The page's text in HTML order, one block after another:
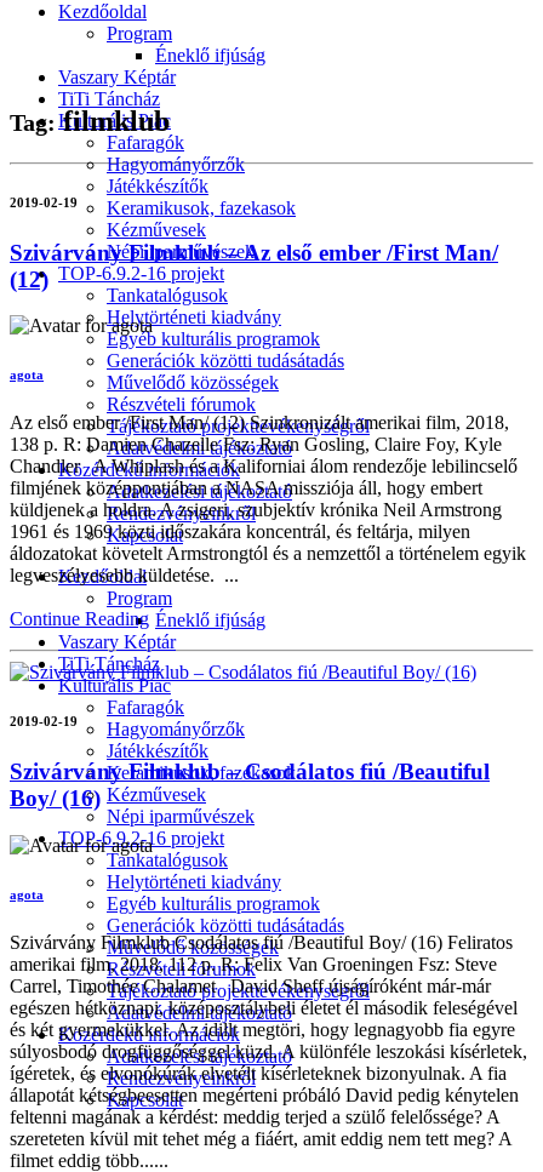
Kezdőoldal
Program
Éneklő ifjúság
Vaszary Képtár
TiTi Táncház
Kulturális Piac
Fafaragók
Hagyományőrzők
Játékkészítők
Keramikusok, fazekasok
Kézművesek
Népi iparművészek
TOP-6.9.2-16 projekt
Tankatalógusok
Helytörténeti kiadvány
Egyéb kulturális programok
Generációk közötti tudásátadás
Művelődő közösségek
Részvételi fórumok
Tájékoztató projekttevékenységről
Adatvédelmi tájékoztató
Közérdekű információk
Adatkezelési tájékoztató
Rendezvényeinkről
Kapcsolat
Kezdőoldal
Program
Éneklő ifjúság
Vaszary Képtár
TiTi Táncház
Kulturális Piac
Fafaragók
Hagyományőrzők
Játékkészítők
Keramikusok, fazekasok
Kézművesek
Népi iparművészek
TOP-6.9.2-16 projekt
Tankatalógusok
Helytörténeti kiadvány
Egyéb kulturális programok
Generációk közötti tudásátadás
Művelődő közösségek
Részvételi fórumok
Tájékoztató projekttevékenységről
Adatvédelmi tájékoztató
Közérdekű információk
Adatkezelési tájékoztató
Rendezvényeinkről
Kapcsolat
Tag:filmklub
2019-02-19
Szivárvány Filmklub – Az első ember /First Man/
(12)
agota
Az első ember /First Man/ (12) Szinkronizált amerikai film, 2018,
138 p. R: Damien Chazelle Fsz: Ryan Gosling, Claire Foy, Kyle
Chandler A Whiplash és a Kaliforniai álom rendezője lebilincselő
filmjének középpontjában a NASA missziója áll, hogy embert
küldjenek a holdra. A zsigeri, szubjektív krónika Neil Armstrong
1961 és 1969 közti időszakára koncentrál, és feltárja, milyen
áldozatokat követelt Armstrongtól és a nemzettől a történelem egyik
legveszélyesebb küldetése. ...
Continue Reading
2019-02-19
Szivárvány Filmklub – Csodálatos fiú /Beautiful
Boy/ (16)
agota
Szivárvány Filmklub Csodálatos fiú /Beautiful Boy/ (16) Feliratos
amerikai film, 2018, 112 p. R: Felix Van Groeningen Fsz: Steve
Carrel, Timothée Chalamet David Sheff újságíróként már-már
egészen hétköznapi, középosztálybeli életet él második feleségével
és két gyermekükkel. Az idillt megtöri, hogy legnagyobb fia egyre
súlyosbodó drogfüggőséggel küzd. A különféle leszokási kísérletek,
ígéretek, és elvonókúrák elvetélt kísérleteknek bizonyulnak. A fia
állapotát kétségbeesetten megérteni próbáló David pedig kénytelen
feltenni magának a kérdést: meddig terjed a szülő felelőssége? A
szereteten kívül mit tehet még a fiáért, amit eddig nem tett meg? A
filmet eddig több......